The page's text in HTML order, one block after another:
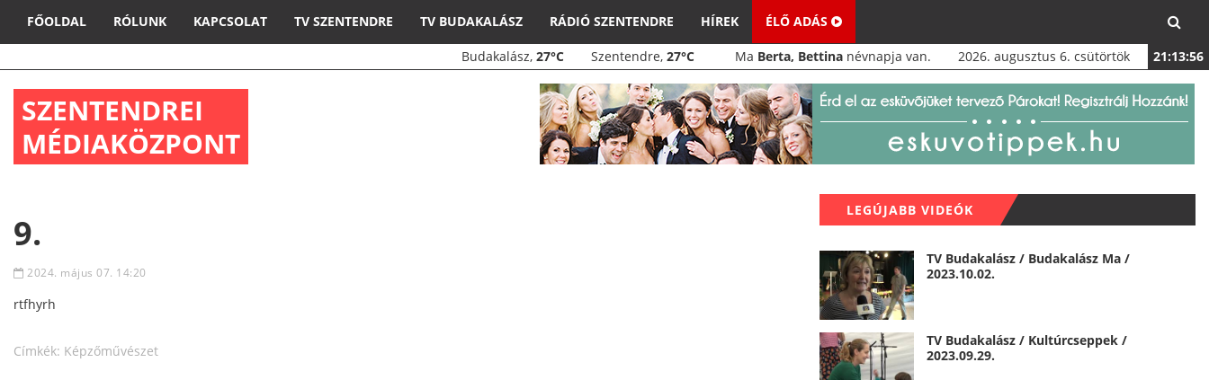
FŐOLDAL RÓLUNK KAPCSOLAT TV SZENTENDRE TV BUDAKALÁSZ RÁDIÓ SZENTENDRE HÍREK ÉLŐ ADÁS
Budakalász, 27°C Szentendre, 27°C Ma Berta, Bettina névnapja van. 2026. augusztus 6. csütörtök 21:13:56
SZENTENDREI
MÉDIAKÖZPONT
9.
2024. május 07. 14:20
rtfhyrh
Címkék: Képzőművészet
LEGÚJABB VIDEÓK
TV Budakalász / Budakalász Ma /
2023.10.02.
TV Budakalász / Kultúrcseppek /
2023.09.29.